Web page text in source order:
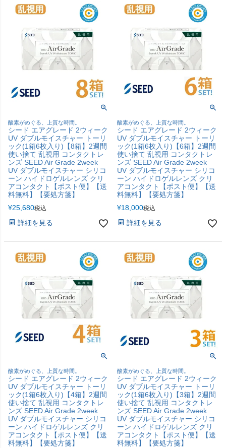
酸素がめぐる、上質な時間。
シード エアグレード 2ウィーク
UV ダブルモイスチャー トーリ
ック(1箱6枚入り)【8箱】2週間
使い捨て 乱視用 コンタクトレ
ンズ SEED Air Grade 2week
UV ダブルモイスチャー シリコ
ーン ハイドロゲルレンズ クリ
アコンタクト【ポスト便】【送
料無料】【要処方箋】
¥25,680税込
詳細を見る
酸素がめぐる、上質な時間。
シード エアグレード 2ウィーク
UV ダブルモイスチャー トーリ
ック(1箱6枚入り)【6箱】2週間
使い捨て 乱視用 コンタクトレ
ンズ SEED Air Grade 2week
UV ダブルモイスチャー シリコ
ーン ハイドロゲルレンズ クリ
アコンタクト【ポスト便】【送
料無料】【要処方箋】
¥18,000税込
詳細を見る
酸素がめぐる、上質な時間。
シード エアグレード 2ウィーク
UV ダブルモイスチャー トーリ
ック(1箱6枚入り)【4箱】2週間
使い捨て 乱視用 コンタクトレ
ンズ SEED Air Grade 2week
UV ダブルモイスチャー シリコ
ーン ハイドロゲルレンズ クリ
アコンタクト【ポスト便】【送
料無料】【要処方箋】
酸素がめぐる、上質な時間。
シード エアグレード 2ウィーク
UV ダブルモイスチャー トーリ
ック(1箱6枚入り)【3箱】2週間
使い捨て 乱視用 コンタクトレ
ンズ SEED Air Grade 2week
UV ダブルモイスチャー シリコ
ーン ハイドロゲルレンズ クリ
アコンタクト【ポスト便】【送
料無料】【要処方箋】